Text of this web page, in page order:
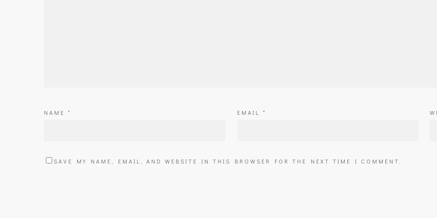
NAME * EMAIL *
SAVE MY NAME, EMAIL, AND WEBSITE IN THIS BROWSER FOR THE NEXT TIME I COMMENT.